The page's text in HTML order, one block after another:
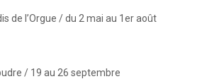
de l’Orgue / du 2 mai au 1er août
/ 19 au 26 septembre